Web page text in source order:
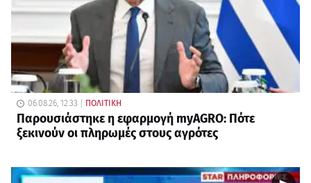
06.08.26, 12:33 ΠΟΛΙΤΙΚΗ
Παρουσιάστηκε η εφαρμογή myAGRO: Πότε
ξεκινούν οι πληρωμές στους αγρότες